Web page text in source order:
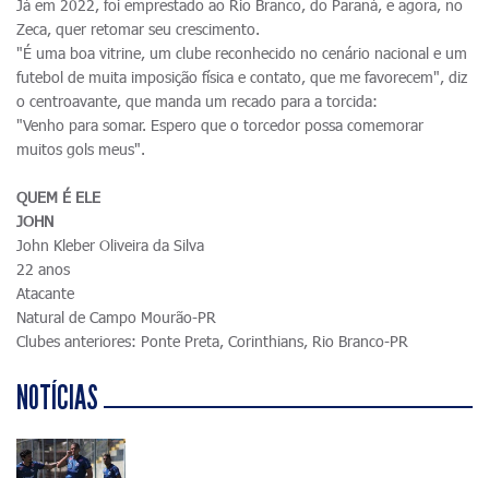
Já em 2022, foi emprestado ao Rio Branco, do Paraná, e agora, no
Zeca, quer retomar seu crescimento.
"É uma boa vitrine, um clube reconhecido no cenário nacional e um
futebol de muita imposição física e contato, que me favorecem", diz
o centroavante, que manda um recado para a torcida:
"Venho para somar. Espero que o torcedor possa comemorar
muitos gols meus".
QUEM É ELE
JOHN
John Kleber Oliveira da Silva
22 anos
Atacante
Natural de Campo Mourão-PR
Clubes anteriores: Ponte Preta, Corinthians, Rio Branco-PR
NOTÍCIAS